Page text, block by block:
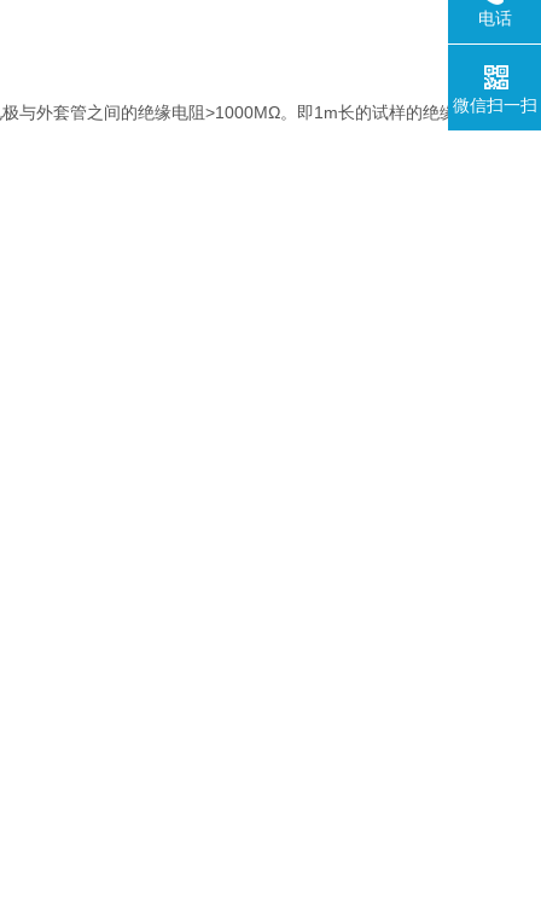
与外套管之间的绝缘电阻>1000MΩ。即1m长的试样的绝缘
电话
微信扫一扫